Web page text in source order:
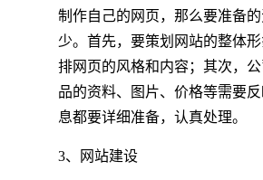
制作自己的网页，那么要准备
少。首先，要策划网站的整体
排网页的风格和内容；其次，
品的资料、图片、价格等需要
息都要详细准备，认真处理。
3、网站建设